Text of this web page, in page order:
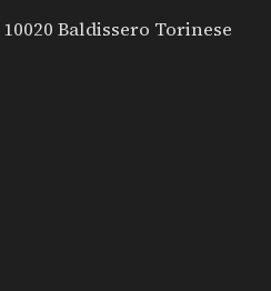
Baldissero Torinese